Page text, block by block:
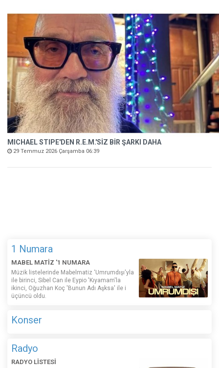
MICHAEL STIPE'DEN R.E.M.'SİZ BİR ŞARKI DAHA
29 Temmuz 2026 Çarşamba 06:39
1 Numara
MABEL MATİZ '1 NUMARA
Müzik listelerinde Mabelmatiz ‘Umrumdışı'yla
ile birinci, Sibel Can ile Eypio 'Kıyamam'la
ikinci, Oğuzhan Koç 'Bunun Adı Aşksa' ile i
üçüncü oldu.
Konser
Radyo
RADYO LİSTESİ